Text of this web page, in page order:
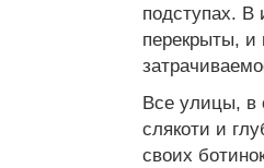
подступах.
перекрыты, и
Все улицы, в
слякоти и
своих